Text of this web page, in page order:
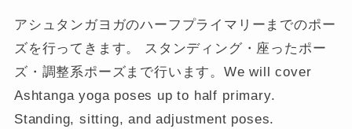
アシュタンガヨガのハーフプライマリーまでのポー
ズを行ってきます。 スタンディング・座ったポー
ズ・調整系ポーズまで行います。We will cover
Ashtanga yoga poses up to half primary.
Standing, sitting, and adjustment poses.